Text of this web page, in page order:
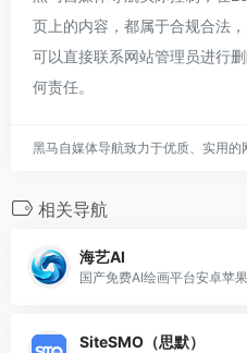
页上的内容，都属于合规合法
可以直接联系网站管理员进行
何责任。
黑马自媒体导航致力于优质、实用的
相关导航
海艺AI
国产免费AI绘画平台安卓苹
SiteSMO（思默）